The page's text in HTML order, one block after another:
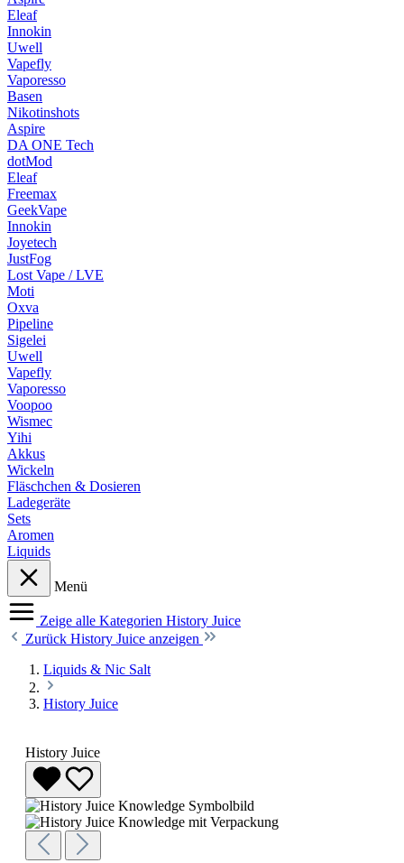
Eleaf
Innokin
Uwell
Vapefly
Vaporesso
Basen
Nikotinshots
Aspire
DA ONE Tech
dotMod
Eleaf
Freemax
GeekVape
Innokin
Joyetech
JustFog
Lost Vape / LVE
Moti
Oxva
Pipeline
Sigelei
Uwell
Vapefly
Vaporesso
Voopoo
Wismec
Yihi
Akkus
Wickeln
Fläschchen & Dosieren
Ladegeräte
Sets
Aromen
Liquids
Menü
Zeige alle Kategorien History Juice
Zurück History Juice anzeigen
Liquids & Nic Salt
History Juice
History Juice